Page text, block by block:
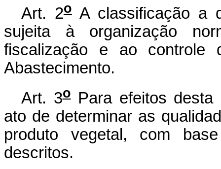
Art. 2oA classificação a
sujeita à organização
fiscalização e ao controle
Abastecimento.
Art. 3oPara efeitos desta
ato de determinar as
produto vegetal, com
descritos.